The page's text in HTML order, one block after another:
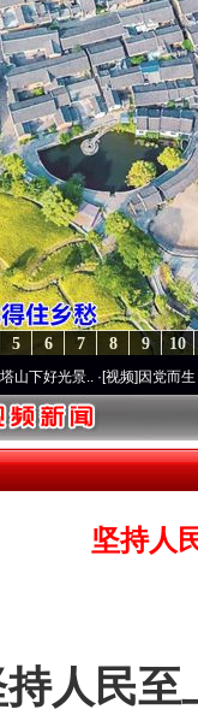
10
9
8
7
6
5
..·[视频]因党而生 为党而战
坚持人
民至